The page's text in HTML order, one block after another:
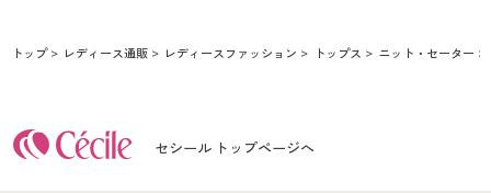
トップ レディース通販 レディースファッション トップス ニット・セーター
セシール トップページへ